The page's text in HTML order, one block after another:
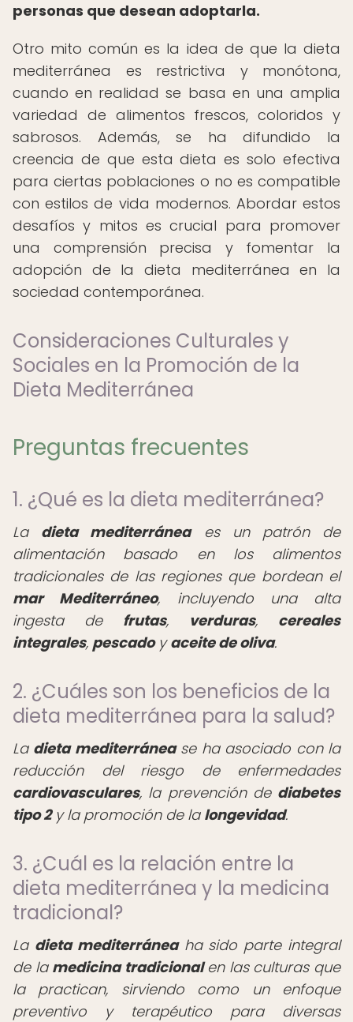
personas que desean adoptarla.
Otro mito común es la idea de que la dieta
mediterránea es restrictiva y monótona,
cuando en realidad se basa en una amplia
variedad de alimentos frescos, coloridos y
sabrosos. Además, se ha difundido la
creencia de que esta dieta es solo efectiva
para ciertas poblaciones o no es compatible
con estilos de vida modernos. Abordar estos
desafíos y mitos es crucial para promover
una comprensión precisa y fomentar la
adopción de la dieta mediterránea en la
sociedad contemporánea.
Consideraciones Culturales y
Sociales en la Promoción de la
Dieta Mediterránea
Preguntas frecuentes
1. ¿Qué es la dieta mediterránea?
La dieta mediterráneaes un patrón de
alimentación basado en los alimentos
tradicionales de las regiones que bordean el
mar Mediterráneo, incluyendo una alta
ingesta de frutas, verduras, cereales
integrales, pescadoyaceite de oliva.
2. ¿Cuáles son los beneficios de la
dieta mediterránea para la salud?
La dieta mediterránease ha asociado con la
reducción del riesgo de enfermedades
cardiovasculares, la prevención de diabetes
tipo 2y la promoción de la longevidad.
3. ¿Cuál es la relación entre la
dieta mediterránea y la medicina
tradicional?
La dieta mediterráneaha sido parte integral
de la medicina tradicionalen las culturas que
la practican, sirviendo como un enfoque
preventivo y terapéutico para diversas